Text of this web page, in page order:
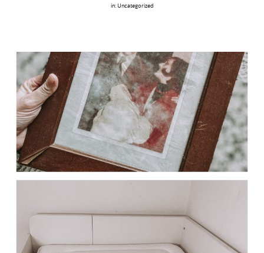
in: Uncategorized